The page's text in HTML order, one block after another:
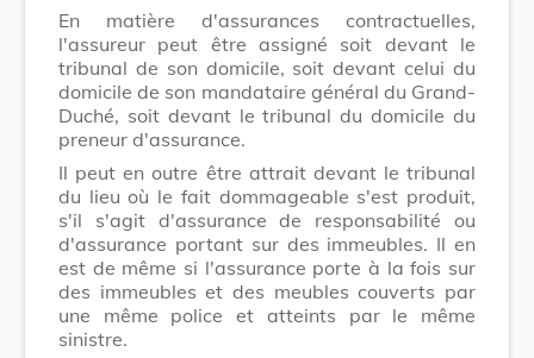
En matière d'assurances contractuelles,
l'assureur peut être assigné soit devant le
tribunal de son domicile, soit devant celui du
domicile de son mandataire général du Grand-
Duché, soit devant le tribunal du domicile du
preneur d'assurance.
Il peut en outre être attrait devant le tribunal
du lieu où le fait dommageable s'est produit,
s'il s'agit d'assurance de responsabilité ou
d'assurance portant sur des immeubles. Il en
est de même si l'assurance porte à la fois sur
des immeubles et des meubles couverts par
une même police et atteints par le même
sinistre.